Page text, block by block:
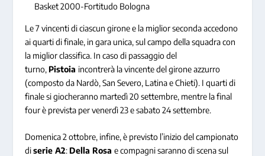
Basket 2000-Fortitudo Bologna
Le 7 vincenti di ciascun girone e la miglior seconda accedono
ai quarti di finale, in gara unica, sul campo della squadra con
la miglior classifica. In caso di passaggio del
turno, Pistoia incontrerà la vincente del girone azzurro
(composto da Nardò, San Severo, Latina e Chieti). I quarti di
finale si giocheranno martedì 20 settembre, mentre la final
four è prevista per venerdì 23 e sabato 24 settembre.
Domenica 2 ottobre, infine, è previsto l’inizio del campionato
diserie A2: Della Rosae compagni saranno di scena sul